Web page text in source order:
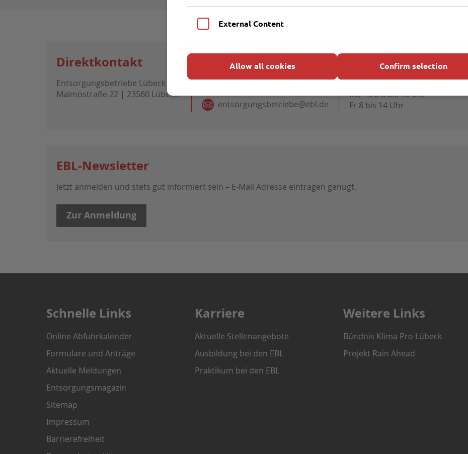
Direktkontakt
Entsorgungsbetriebe Lübeck
Malmöstraße 22 | 23560 Lübeck
entsorgungsbetriebe@ebl.de
Öffnungszeiten Kundenservice:
Mo - Do 8 bis 16 Uhr
Fr 8 bis 14 Uhr
EBL-Newsletter
Jetzt anmelden und stets gut informiert sein – E-Mail Adresse eintragen genügt.
Zur Anmeldung
Schnelle Links
Online Abfuhrkalender
Formulare und Anträge
Aktuelle Meldungen
Entsorgungsmagazin
Sitemap
Impressum
Barrierefreiheit
Karriere
Aktuelle Stellenangebote
Ausbildung bei den EBL
Praktikum bei den EBL
Weitere Links
Bündnis Klima Pro Lübeck
Projekt Rain Ahead
External Content
Allow all cookies Confirm selection